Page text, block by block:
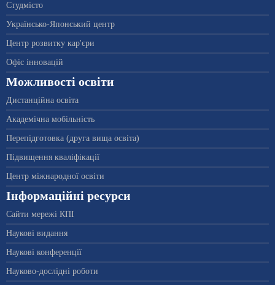
Студмісто
Українсько-Японський центр
Центр розвитку кар'єри
Офіс інновацій
Можливості освіти
Дистанційна освіта
Академічна мобільність
Перепідготовка (друга вища освіта)
Підвищення кваліфікації
Центр міжнародної освіти
Інформаційні ресурси
Сайти мережі КПІ
Наукові видання
Наукові конференції
Науково-дослідні роботи